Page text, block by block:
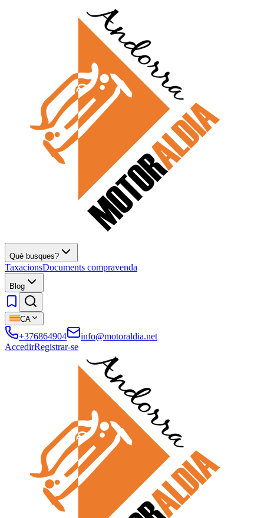
Què busques?
TaxacionsDocuments compravenda
Blog
CA
+376864904
info@motoraldia.net
AccedirRegistrar-se